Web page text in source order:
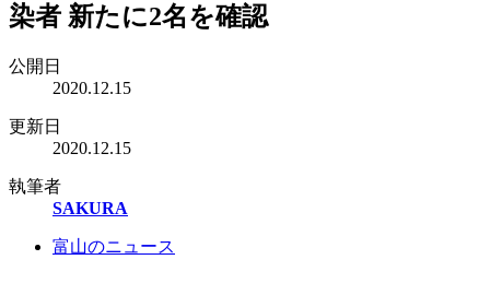
染者 新たに2名を確認
公開日
2020.12.15
更新日
2020.12.15
執筆者
SAKURA
富山のニュース